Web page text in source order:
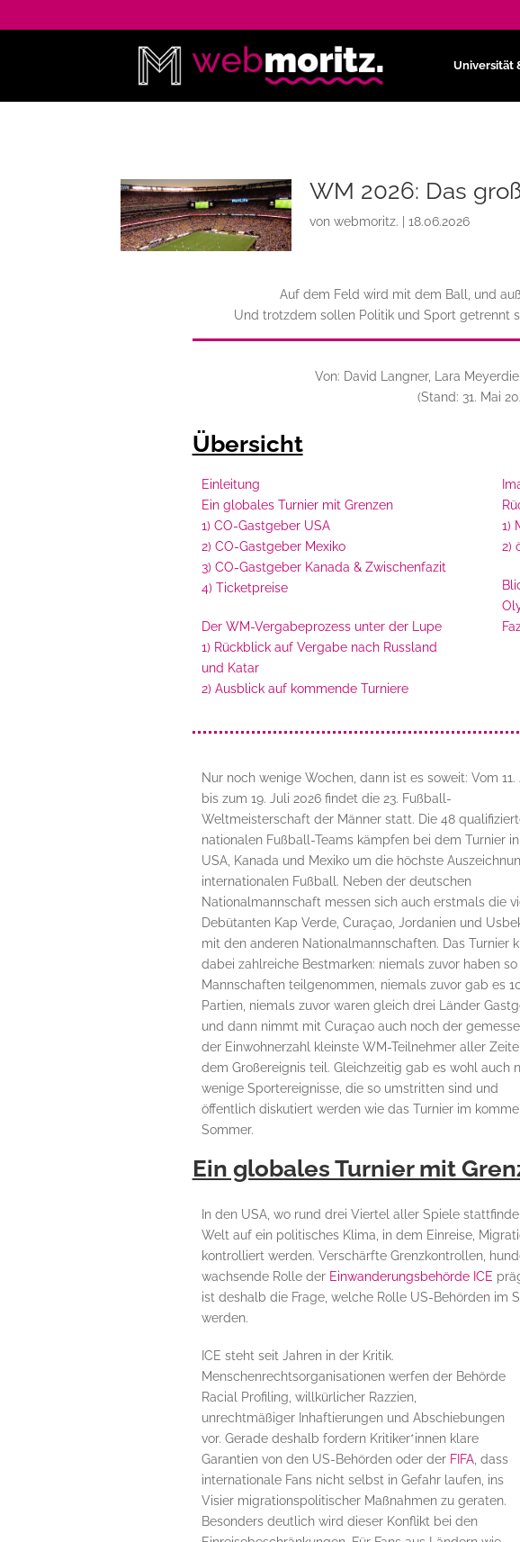
Universität
WM 2026: Das
vonwebmoritz. |18.06.2026
Auf dem Feld wird mit dem Ball, und
Und trotzdem sollen Politik und Sport getrennt
Von: David Langner, Lara
(Stand: 31. Mai
Übersicht
Einleitung
Ein globales Turnier mit Grenzen
1) CO-Gastgeber USA
2) CO-Gastgeber Mexiko
3) CO-Gastgeber Kanada & Zwischenfazit
4) Ticketpreise
Der WM-Vergabeprozess unter der Lupe
1) Rückblick auf Vergabe nach Russland
und Katar
2) Ausblick auf kommende Turniere
1)
2)
Nur noch wenige Wochen, dann ist es soweit: Vom 11.
bis zum 19. Juli 2026 findet die 23. Fußball-
Weltmeisterschaft der Männer statt. Die 48
nationalen Fußball-Teams kämpfen bei dem Turnier
USA, Kanada und Mexiko um die höchste
internationalen Fußball. Neben der deutschen
Nationalmannschaft messen sich auch erstmals die
Debütanten Kap Verde, Curaçao, Jordanien und
mit den anderen Nationalmannschaften. Das Turnier
dabei zahlreiche Bestmarken: niemals zuvor haben so
Mannschaften teilgenommen, niemals zuvor gab es
Partien, niemals zuvor waren gleich drei Länder
und dann nimmt mit Curaçao auch noch der
der Einwohnerzahl kleinste WM-Teilnehmer aller
dem Großereignis teil. Gleichzeitig gab es wohl auch
wenige Sportereignisse, die so umstritten sind und
öffentlich diskutiert werden wie das Turnier im
Sommer.
Ein globales Turnier mit
In den USA, wo rund drei Viertel aller Spiele
Welt auf ein politisches Klima, in dem Einreise,
kontrolliert werden. Verschärfte Grenzkontrollen,
wachsende Rolle der Einwanderungsbehörde ICE
ist deshalb die Frage, welche Rolle US-Behörden im
werden.
ICE steht seit Jahren in der Kritik.
Menschenrechtsorganisationen werfen der Behörde
Racial Profiling, willkürlicher Razzien,
unrechtmäßiger Inhaftierungen und Abschiebungen
vor. Gerade deshalb fordern Kritiker*innen klare
Garantien von den US-Behörden oder der FIFA, dass
internationale Fans nicht selbst in Gefahr laufen, ins
Visier migrationspolitischer Maßnahmen zu geraten.
Besonders deutlich wird dieser Konflikt bei den